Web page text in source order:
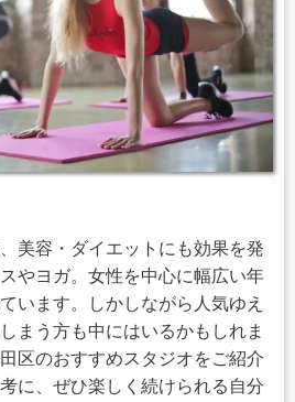
美容・ダイエットにも効果を発
やヨガ。女性を中心に幅広い年
います。しかしながら人気ゆえ
まう方も中にはいるかもしれま
区のおすすめスタジオをご紹介
に、ぜひ楽しく続けられる自分